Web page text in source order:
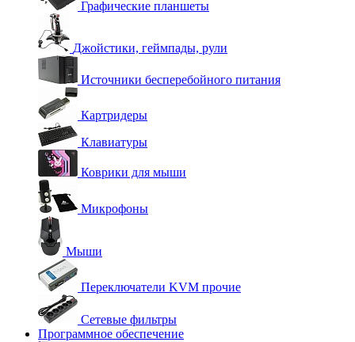
Графические планшеты
Джойстики, геймпады, рули
Источники бесперебойного питания
Картридеры
Клавиатуры
Коврики для мыши
Микрофоны
Мыши
Переключатели KVM прочие
Сетевые фильтры
Программное обеспечение